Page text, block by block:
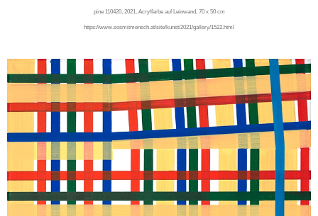
pine 110420, 2021, Acrylfarbe auf Leinwand, 70 x 50 cm
https://www.sosmitmensch.at/site/kunst/2021/gallery/1522.html